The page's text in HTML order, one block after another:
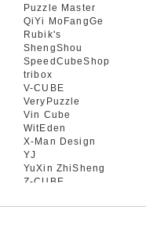
Puzzle Master
QiYi MoFangGe
Rubik's
ShengShou
SpeedCubeShop
tribox
V-CUBE
VeryPuzzle
Vin Cube
WitEden
X-Man Design
YJ
YuXin ZhiSheng
Z-CUBE